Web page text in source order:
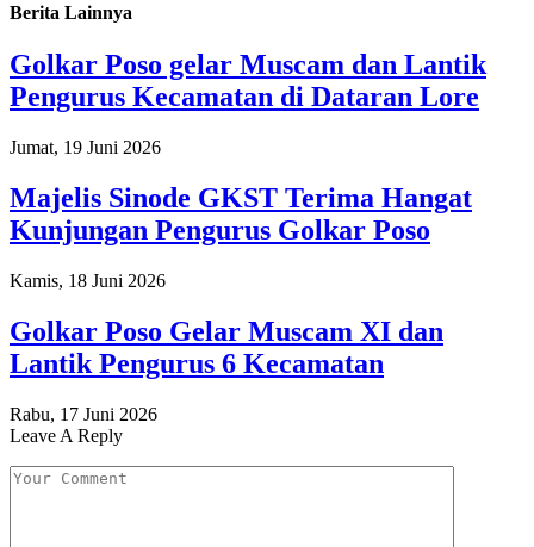
Berita Lainnya
Golkar Poso gelar Muscam dan Lantik
Pengurus Kecamatan di Dataran Lore
Jumat, 19 Juni 2026
Majelis Sinode GKST Terima Hangat
Kunjungan Pengurus Golkar Poso
Kamis, 18 Juni 2026
Golkar Poso Gelar Muscam XI dan
Lantik Pengurus 6 Kecamatan
Rabu, 17 Juni 2026
Leave A Reply